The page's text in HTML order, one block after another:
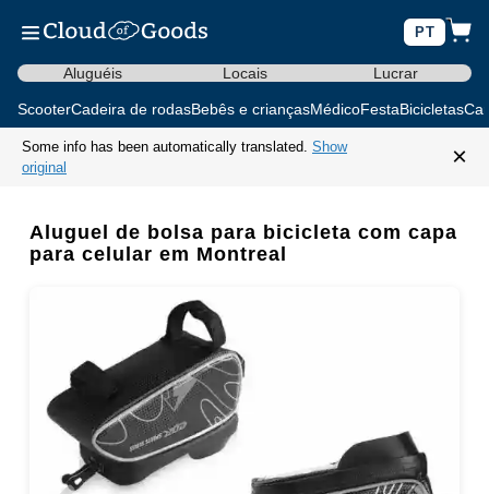
PT
Aluguéis Locais Lucrar
ScooterCadeira de rodasBebês e criançasMédicoFestaBicicletas
Some info has been automatically translated. Show
original
×
Aluguel de bolsa para bicicleta com capa
para celular em Montreal